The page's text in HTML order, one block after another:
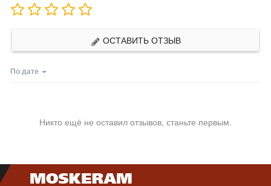
ОСТАВИТЬ ОТЗЫВ
По дате
Никто ещё не оставил отзывов, станьте первым.